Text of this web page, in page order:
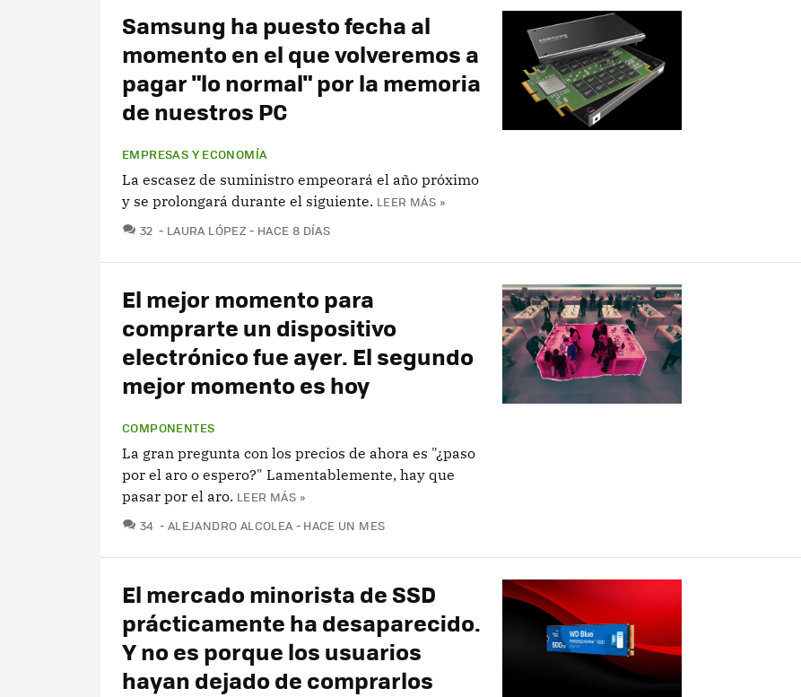
Samsung ha puesto fecha al
momento en el que volveremos a
pagar "lo normal" por la memoria
de nuestros PC
EMPRESAS Y ECONOMÍA
La escasez de suministro empeorará el año próximo
y se prolongará durante el siguiente. LEER MÁS »
32 COMENTARIOS
LAURA LÓPEZ HACE 8 DÍAS
El mejor momento para
comprarte un dispositivo
electrónico fue ayer. El segundo
mejor momento es hoy
COMPONENTES
La gran pregunta con los precios de ahora es "¿paso
por el aro o espero?" Lamentablemente, hay que
pasar por el aro. LEER MÁS »
34 COMENTARIOS
ALEJANDRO ALCOLEA HACE UN MES
El mercado minorista de SSD
prácticamente ha desaparecido.
Y no es porque los usuarios
hayan dejado de comprarlos